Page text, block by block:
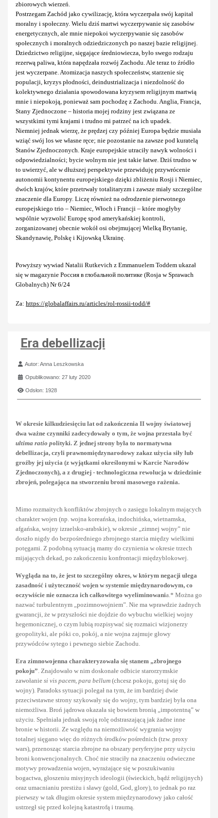
zbiorowych wierzeń.
Postrzegam Zachód jako cywilizację, która wyczerpała swój kapitał
moralny i społeczny. Wielu dziś martwi wyczerpywanie się zasobów
energetycznych, ale mnie niepokoi wyczerpywanie się zasobów
społecznych i moralnych odziedziczonych po naszej bazie religijnej.
Dziedzictwo religijne, sięgające średniowiecza, było swego rodzaju
rezerwą paliwa, która napędzała rozwój Zachodu. Ale teraz to źródło
jest wyczerpane. Atomizacja naszych społeczeństw, starzenie się
populacji, kryzys płodności, deindustrializacja i niezdolność do
kolektywnego działania spowodowana kryzysem religijnym martwią
mnie i niepokoją, ponieważ sam pochodzę z Zachodu. Anglia, Francja,
Stany Zjednoczone – historia mojej rodziny jest związana ze
wszystkimi tymi krajami i trudno mi patrzeć na ich upadek.
Niemniej jednak wierzę, że prędzej czy później Europa będzie musiała
wziąć swój los we własne ręce; nie pozostanie na zawsze pod kuratelą
Stanów Zjednoczonych. Kraje europejskie utraciły nawyk wolności i
odpowiedzialności; bycie wolnym nie jest takie łatwe. Dziś trudno w
to uwierzyć, ale w dłuższej perspektywie przewiduję przywrócenie
autonomii kontynentu europejskiego dzięki zbliżeniu Rosji i Niemiec,
dwóch krajów, które przetrwały totalitaryzm i zawsze miały szczególne
znaczenie dla Europy. Liczę również na odrodzenie pierwotnego
europejskiego trio – Niemiec, Włoch i Francji – które mogłyby
wspólnie wyzwolić Europę spod amerykańskiej kontroli,
zorganizowanej obecnie wokół osi obejmującej Wielką Brytanię,
Skandynawię, Polskę i Kijowską Ukrainę.
Powyższy wywiad Natalii Rutkevich z Emmanuelem Toddem ukazał
się w magazynie Россия в глобальной политике (Rosja w Sprawach
Globalnych) Nr 6/24
Za: https://globalaffairs.ru/articles/rol-rossii-todd/#
Era debellizacji
Szczegóły
Autor:Anna Leszkowska
Opublikowano: 27 luty 2020
Odsłon: 1928
W okresie kilkudziesięciu lat od zakończenia II wojny światowej
dwa ważne czynniki zadecydowały o tym, że wojna przestała być
ultima ratio polityki. Z jednej strony była to normatywna
debellizacja, czyli prawnomiędzynarodowy zakaz użycia siły lub
groźby jej użycia (z wyjątkami określonymi w Karcie Narodów
Zjednoczonych), a z drugiej - technologiczna rewolucja w dziedzinie
zbrojeń, polegająca na stworzeniu broni masowego rażenia.
Mimo rozmaitych konfliktów zbrojnych o zasięgu lokalnym mających
charakter wojen (np. wojna koreańska, indochińska, wietnamska,
afgańska, wojny izraelsko-arabskie), w okresie „zimnej wojny” nie
doszło nigdy do bezpośredniego zbrojnego starcia między wielkimi
potęgami. Z podobną sytuacją mamy do czynienia w okresie trzech
mijających dekad, po zakończeniu konfrontacji międzyblokowej.
Wygląda na to, że jest to szczególny okres, w którym negacji ulega
zasadność i użyteczność wojen w systemie międzynarodowym, co
oczywiście nie oznacza ich całkowitego wyeliminowania.* Można go
nazwać turbulentnym „pozimnowojniem”. Nie ma wprawdzie żadnych
gwarancji, że w przyszłości nie dojdzie do wybuchu wielkiej wojny
hegemonicznej, o czym lubią rozpisywać się rozmaici wizjonerzy
geopolityki, ale póki co, pokój, a nie wojna zajmuje głowy
przywódców sytego i pewnego siebie Zachodu.
Era zimnowojenna charakteryzowała się stanem „zbrojnego
pokoju” . Znajdowało w nim doskonałe odbicie starorzymskie
zawołanie si vis pacem, para bellum (chcesz pokoju, gotuj się do
wojny). Paradoks sytuacji polegał na tym, że im bardziej dwie
przeciwstawne strony szykowały się do wojny, tym bardziej była ona
niemożliwa. Broń jądrowa okazała się bowiem bronią „impotentną” w
użyciu. Spełniała jednak swoją rolę odstraszającą jak żadne inne
bronie w historii. Ze względu na niemożliwość wygrania wojny
totalnej sięgano więc do różnych środków pośrednich (tzw. proxy
wars), przenosząc starcia zbrojne na obszary peryferyjne przy użyciu
broni konwencjonalnych. Choć nie straciły na znaczeniu odwieczne
motywy prowadzenia wojen, wyrażające się w poszukiwaniu
bogactwa, głoszeniu misyjnych ideologii (świeckich, bądź religijnych)
oraz umacnianiu prestiżu i sławy (gold, God, glory), to jednak po raz
pierwszy w tak długim okresie system międzynarodowy jako całość
ustrzegł się przed kolejną katastrofą i traumą.